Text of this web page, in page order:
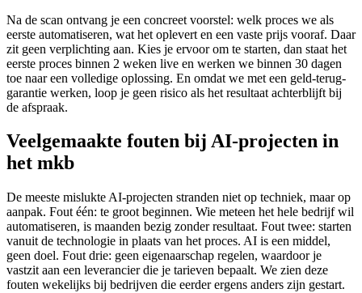
Na de scan ontvang je een concreet voorstel: welk proces we als
eerste automatiseren, wat het oplevert en een vaste prijs vooraf. Daar
zit geen verplichting aan. Kies je ervoor om te starten, dan staat het
eerste proces binnen 2 weken live en werken we binnen 30 dagen
toe naar een volledige oplossing. En omdat we met een geld-terug-
garantie werken, loop je geen risico als het resultaat achterblijft bij
de afspraak.
Veelgemaakte fouten bij AI-projecten in
het mkb
De meeste mislukte AI-projecten stranden niet op techniek, maar op
aanpak. Fout één: te groot beginnen. Wie meteen het hele bedrijf wil
automatiseren, is maanden bezig zonder resultaat. Fout twee: starten
vanuit de technologie in plaats van het proces. AI is een middel,
geen doel. Fout drie: geen eigenaarschap regelen, waardoor je
vastzit aan een leverancier die je tarieven bepaalt. We zien deze
fouten wekelijks bij bedrijven die eerder ergens anders zijn gestart.